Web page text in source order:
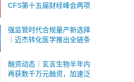
CFS第十五届财经峰会两项
强监管时代合规量产新选择
｜迈杰转化医学推出全链条
式承接Ⅰ/Ⅱ/Ⅲ 类IVD委托研
发与生产
融资动态｜玄言生物半年内
再获数千万元融资，加速泛